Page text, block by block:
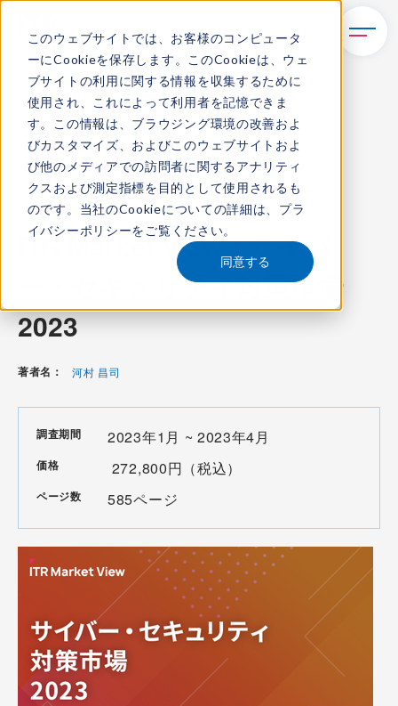
このウェブサイトでは、お客様のコンピュータ
ーにCookieを保存します。このCookieは、ウェ
ブサイトの利用に関する情報を収集するために
使用され、これによって利用者を記憶できま
す。この情報は、ブラウジング環境の改善およ
びカスタマイズ、およびこのウェブサイトおよ
び他のメディアでの訪問者に関するアナリティ
クスおよび測定指標を目的として使用されるも
のです。当社のCookieについての詳細は、 プラ
イバシーポリシーをご覧ください。
同意する
TOP
レポート・ライブラリ
ITR Market View：サイバー・セキュリティ対策市場2023
ITR Market View
コンテンツ番号：M-23001100発刊日：2023年5月25日
ITR Market View：サイバ
ー・セキュリティ対策市場
2023
著者名： 河村 昌司
調査期間 2023年1月 ~ 2023年4月
価格 272,800円（税込）
ページ数 585ページ